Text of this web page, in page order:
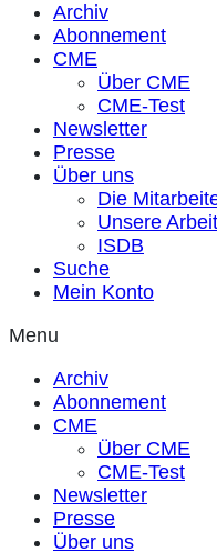
Archiv
Abonnement
CME
Über CME
CME-Test
Newsletter
Presse
Über uns
Die
Unsere
ISDB
Suche
Mein Konto
Menu
Archiv
Abonnement
CME
Über CME
CME-Test
Newsletter
Presse
Über uns